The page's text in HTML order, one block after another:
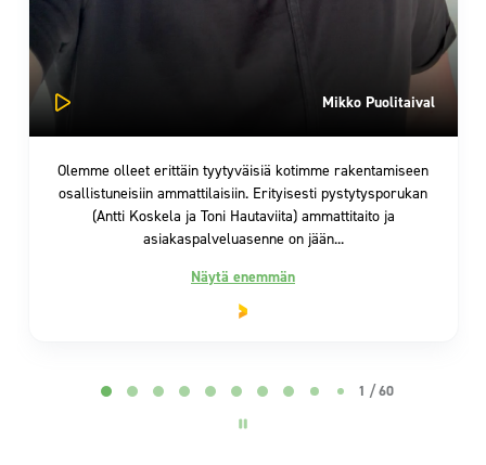
Mikko Puolitaival
Olemme olleet erittäin tyytyväisiä kotimme rakentamiseen
osallistuneisiin ammattilaisiin. Erityisesti pystytysporukan
(Antti Koskela ja Toni Hautaviita) ammattitaito ja
asiakaspalveluasenne on jään...
Näytä enemmän
2 / 60